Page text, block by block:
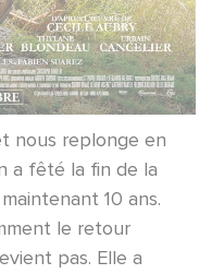
nous replonge en
a fêté la fin de la
10 ans.
le retour
pas. Elle a